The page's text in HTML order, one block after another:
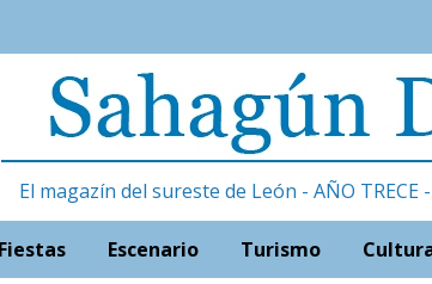
El magazín del sureste de León - AÑO TRECE -
Fiestas Escenario Turismo